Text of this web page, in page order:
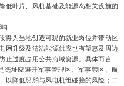
低叶片、风机基础及能源岛相关设施的
将为当地创造可观的就业岗位并带动区
网升级及清洁能源供应也有望惠及周边
止过度占用公共海域资源。具体而言，
选址应避开军事管理区、军事禁区、航
以降低船舶与风电机组碰撞的风险；二